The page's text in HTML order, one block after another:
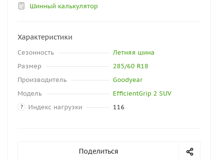
Шинный калькулятор
Характеристики
Сезонность
Летняя шина
Размер
285/60 R18
Производитель
Goodyear
Модель
EfficientGrip 2 SUV
? Индекс нагрузки 116
Поделиться